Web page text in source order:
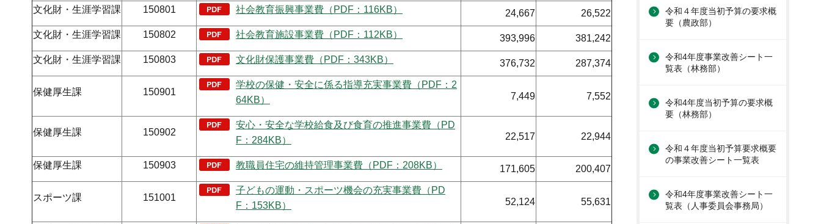
文化財・生涯学習課 150801 社会教育振興事業費（PDF：116KB） 24,667 26,522
文化財・生涯学習課 150802 社会教育施設事業費（PDF：112KB） 393,996 381,242
文化財・生涯学習課 150803 文化財保護事業費（PDF：343KB） 376,732 287,374
保健厚生課 150901
学校の保健・安全に係る指導充実事業費（PDF：2
64KB）
7,449 7,552
保健厚生課 150902
安心・安全な学校給食及び食育の推進事業費（PD
F：284KB）
22,517 22,944
保健厚生課 150903 教職員住宅の維持管理事業費（PDF：208KB） 171,605 200,407
スポーツ課 151001
子どもの運動・スポーツ機会の充実事業費（PD
F：153KB）
52,124 55,631
令和４年度当初予算の要求概
要（農政部）
令和4年度事業改善シート一
覧表（林務部）
令和4年度当初予算の要求概
要（林務部）
令和４年度当初予算要求概要
の事業改善シート一覧表
令和4年度事業改善シート一
覧表（人事委員会事務局）